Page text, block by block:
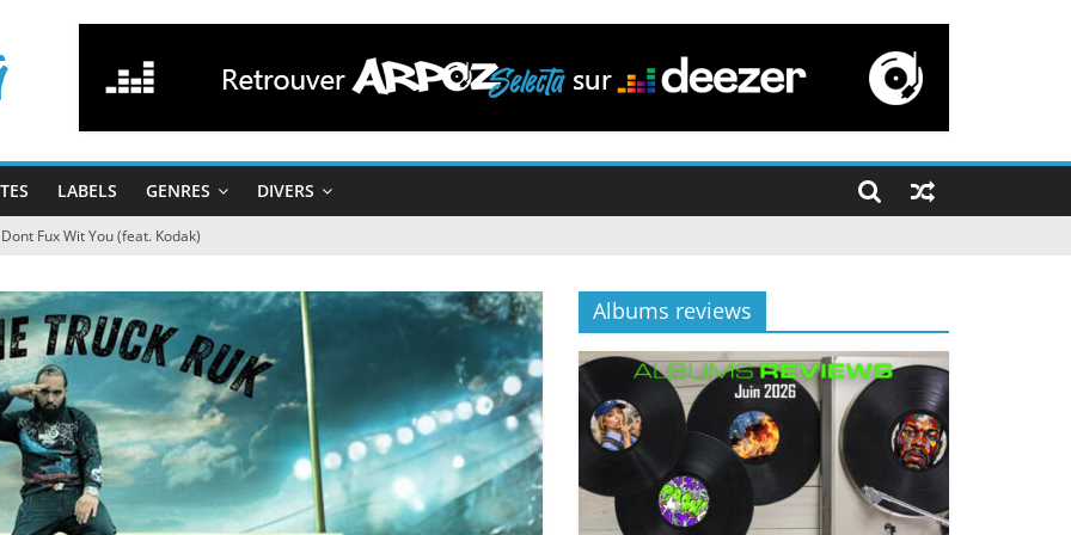
LABELS GENRES DIVERS
Fux Wit You (feat. Kodak)
Albums reviews